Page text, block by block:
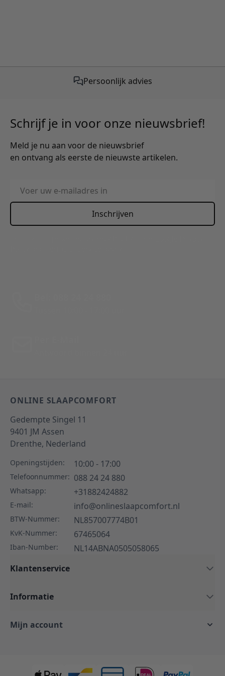
Gratis verzending vanaf €50,-
Schrijf je in voor onze nieuwsbrief!
Meld je nu aan voor de nieuwsbrief
en ontvang als eerste de nieuwste artikelen.
E-mailadres
Inschrijven
ONLINE SLAAPCOMFORT
Gedempte Singel 11
9401 JM Assen
Drenthe, Nederland
Openingstijden: 10:00 - 17:00
Telefoonnummer: 088 24 24 880
Whatsapp: +31882424882
E-mail: info@onlineslaapcomfort.nl
BTW-Nummer: NL857007774B01
KvK-Nummer: 67465064
Iban-Number:
NL14ABNA0505058065
Klantenservice
Informatie
Mijn account